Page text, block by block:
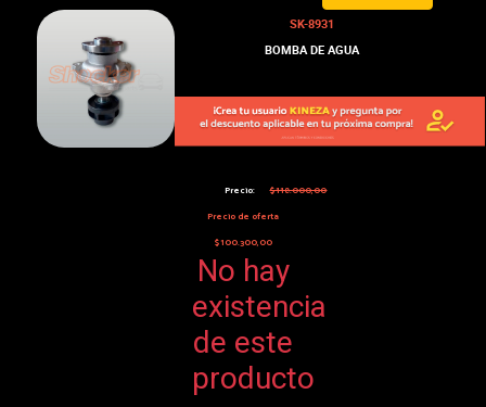
SK-8931
BOMBA DE AGUA
Precio:
$118.000,00
Precio de oferta
$100.300,00
No hay
existencia
de este
producto